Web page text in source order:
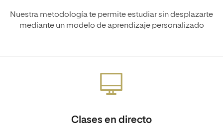
Nuestra metodología te permite estudiar sin desplazarte
mediante un modelo de aprendizaje personalizado
Clases en directo